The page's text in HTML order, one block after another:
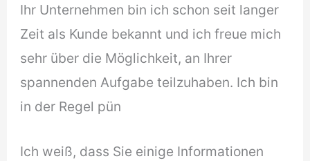
Ihr Unternehmen bin ich schon seit langer
Zeit als Kunde bekannt und ich freue mich
sehr über die Möglichkeit, an Ihrer
spannenden Aufgabe teilzuhaben. Ich bin
in der Regel pün
Ich weiß, dass Sie einige Informationen